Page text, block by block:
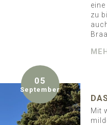
zu
05
September
Mit